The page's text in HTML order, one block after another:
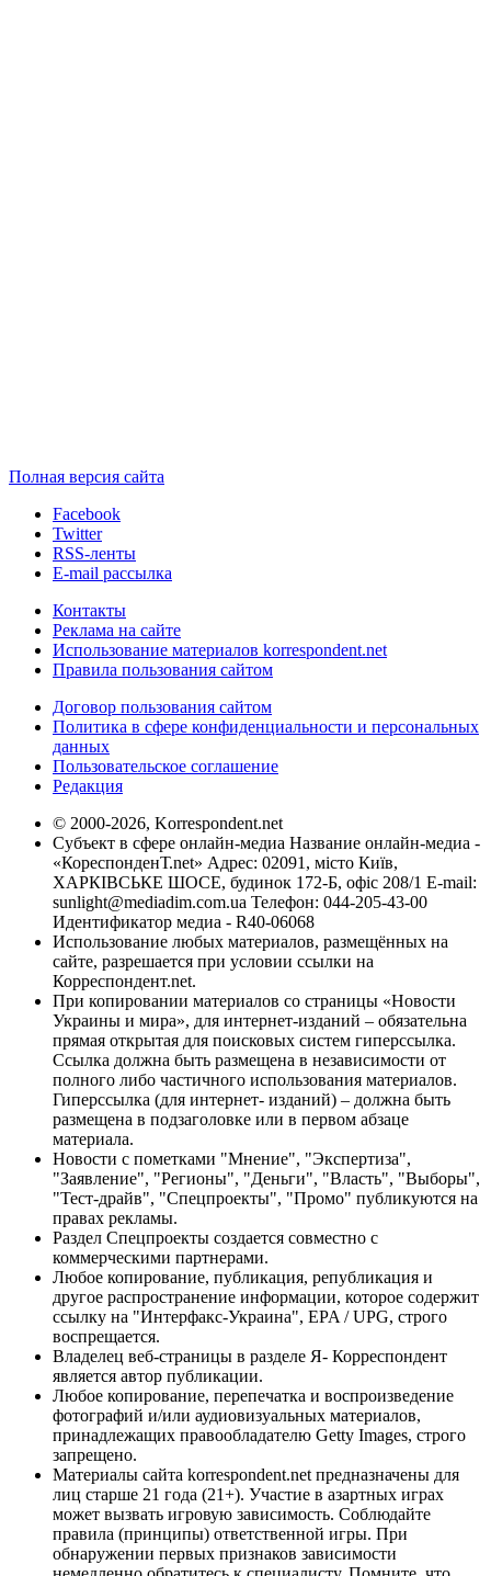
Полная версия сайта
Facebook
Twitter
RSS-ленты
E-mail рассылка
Контакты
Реклама на сайте
Использование материалов korrespondent.net
Правила пользования сайтом
Договор пользования сайтом
Политика в сфере конфиденциальности и персональных
данных
Пользовательское соглашение
Редакция
© 2000-2026, Korrespondent.net
Субъект в сфере онлайн-медиа Название онлайн-медиа -
«КореспонденТ.net» Адрес: 02091, місто Київ,
ХАРКІВСЬКЕ ШОСЕ, будинок 172-Б, офіс 208/1 E-mail:
sunlight@mediadim.com.ua Телефон: 044-205-43-00
Идентификатор медиа - R40-06068
Использование любых материалов, размещённых на
сайте, разрешается при условии ссылки на
Корреспондент.net.
При копировании материалов со страницы «Новости
Украины и мира», для интернет-изданий – обязательна
прямая открытая для поисковых систем гиперссылка.
Ссылка должна быть размещена в независимости от
полного либо частичного использования материалов.
Гиперссылка (для интернет- изданий) – должна быть
размещена в подзаголовке или в первом абзаце
материала.
Новости с пометками "Мнение", "Экспертиза",
"Заявление", "Регионы", "Деньги", "Власть", "Выборы",
"Тест-драйв", "Спецпроекты", "Промо" публикуются на
правах рекламы.
Раздел Спецпроекты создается совместно с
коммерческими партнерами.
Любое копирование, публикация, републикация и
другое распространение информации, которое содержит
ссылку на "Интерфакс-Украина", EPA / UPG, строго
воспрещается.
Владелец веб-страницы в разделе Я- Корреспондент
является автор публикации.
Любое копирование, перепечатка и воспроизведение
фотографий и/или аудиовизуальных материалов,
принадлежащих правообладателю Getty Images, строго
запрещено.
Материалы сайта korrespondent.net предназначены для
лиц старше 21 года (21+). Участие в азартных играх
может вызвать игровую зависимость. Соблюдайте
правила (принципы) ответственной игры. При
обнаружении первых признаков зависимости